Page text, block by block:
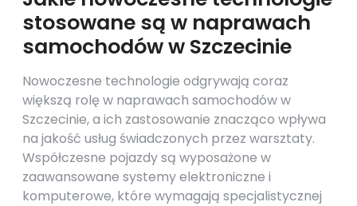
stosowane są w naprawach
samochodów w Szczecinie
Nowoczesne technologie odgrywają coraz
większą rolę w naprawach samochodów w
Szczecinie, a ich zastosowanie znacząco wpływa
na jakość usług świadczonych przez warsztaty.
Współczesne pojazdy są wyposażone w
zaawansowane systemy elektroniczne i
komputerowe, które wymagają specjalistycznej